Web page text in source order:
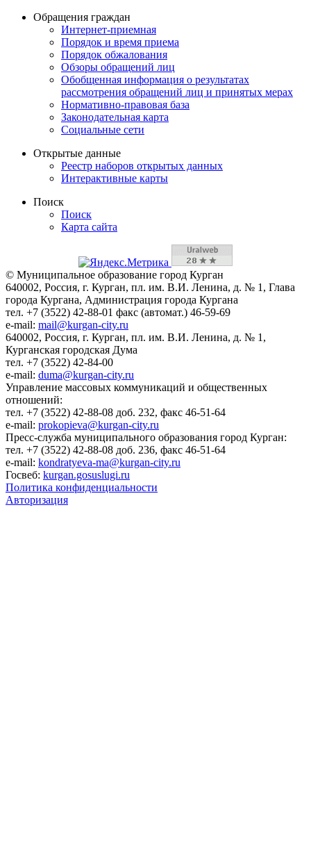
Обращения граждан
Интернет-приемная
Порядок и время приема
Порядок обжалования
Обзоры обращений лиц
Обобщенная информация о результатах
рассмотрения обращений лиц и принятых мерах
Нормативно-правовая база
Законодательная карта
Социальные сети
Открытые данные
Реестр наборов открытых данных
Интерактивные карты
Поиск
Поиск
Карта сайта
© Муниципальное образование город Курган
640002, Россия, г. Курган, пл. им. В.И. Ленина, д. № 1, Глава
города Кургана, Администрация города Кургана
тел. +7 (3522) 42-88-01 факс (автомат.) 46-59-69
e-mail: mail@kurgan-city.ru
640002, Россия, г. Курган, пл. им. В.И. Ленина, д. № 1,
Курганская городская Дума
тел. +7 (3522) 42-84-00
e-mail: duma@kurgan-city.ru
Управление массовых коммуникаций и общественных
отношений:
тел. +7 (3522) 42-88-08 доб. 232, факс 46-51-64
e-mail: prokopieva@kurgan-city.ru
Пресс-служба муниципального образования город Курган:
тел. +7 (3522) 42-88-08 доб. 236, факс 46-51-64
e-mail: kondratyeva-ma@kurgan-city.ru
Госвеб: kurgan.gosuslugi.ru
Политика конфиденциальности
Авторизация